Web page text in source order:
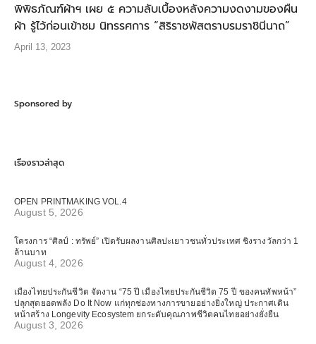
พิพิธภัณฑ์ผ้าฯ เผย ๕ ความลับเบื้องหลังความงดงามของผืน
ผ้า รู้ไว้ก่อนเข้าชม นิทรรศการ “สิริราชพัสตราบรมราชินีนาถ”
April 13, 2023
Sponsored by
เรื่องราวล่าสุด
OPEN PRINTMAKING VOL.4
August 5, 2026
โครงการ “ศิลป์ : ทรัพย์” เปิดรับผลงานศิลปะเยาวชนทั่วประเทศ ชิงรางวัลกว่า 1
ล้านบาท
August 4, 2026
เมืองไทยประกันชีวิต จัดงาน “75 ปี เมืองไทยประกันชีวิต 75 ปี ของคนทัพหน้า”
ปลุกสุดยอดพลัง Do It Now แก่ทุกช่องทางการขายอย่างยิ่งใหญ่ ประกาศเดิน
หน้าสร้าง Longevity Ecosystem ยกระดับคุณภาพชีวิตคนไทยอย่างยั่งยืน
August 3, 2026